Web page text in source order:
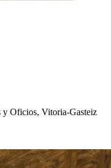
y Oficios, Vitoria-Gasteiz